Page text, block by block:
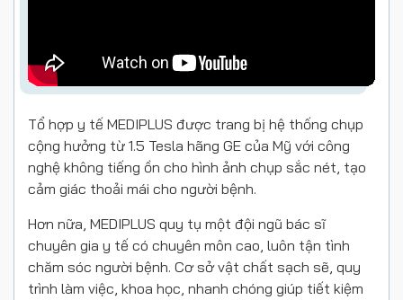
Tổ hợp y tế MEDIPLUS được trang bị hệ thống chụp
cộng hưởng từ 1.5 Tesla hãng GE của Mỹ với công
nghệ không tiếng ồn cho hình ảnh chụp sắc nét, tạo
cảm giác thoải mái cho người bệnh.
Hơn nữa, MEDIPLUS quy tụ một đội ngũ bác sĩ
chuyên gia y tế có chuyên môn cao, luôn tận tình
chăm sóc người bệnh. Cơ sở vật chất sạch sẽ, quy
trình làm việc, khoa học, nhanh chóng giúp tiết kiệm